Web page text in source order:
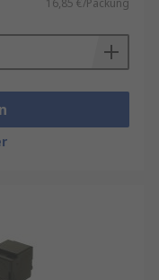
16,85 €/Packung